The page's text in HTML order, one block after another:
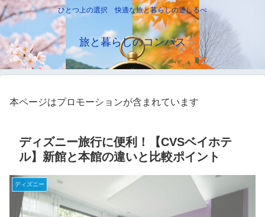
ひとつ上の選択 快適な旅と暮らしの道しるべ
旅と暮らしのコンパス
本ページはプロモーションが含まれています
ディズニー旅行に便利！【CVSベイホテ
ル】新館と本館の違いと比較ポイント
ディズニー